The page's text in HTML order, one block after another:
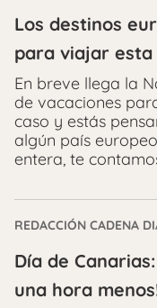
Los destinos
para viajar esta
En breve llega la
de vacaciones
caso y estás
algún país
entera, te
REDACCIÓN CADENA
Día de
una hora